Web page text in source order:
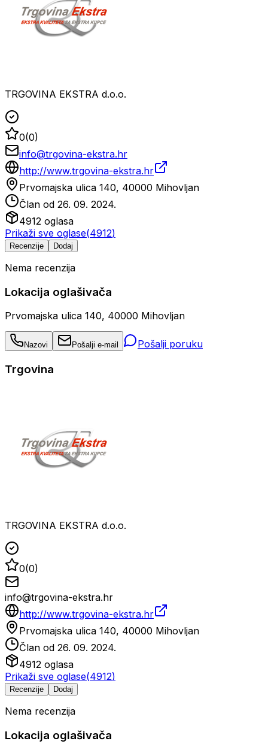
TRGOVINA EKSTRA d.o.o.
0(0)
info@trgovina-ekstra.hr
http://www.trgovina-ekstra.hr
Prvomajska ulica 140, 40000 Mihovljan
Član od 26. 09. 2024.
4912 oglasa
Prikaži sve oglase(4912)
Recenzije Dodaj
Nema recenzija
Lokacija oglašivača
Prvomajska ulica 140, 40000 Mihovljan
Nazovi Pošalji e-mail Pošalji poruku
Trgovina
TRGOVINA EKSTRA d.o.o.
0(0)
info@trgovina-ekstra.hr
http://www.trgovina-ekstra.hr
Prvomajska ulica 140, 40000 Mihovljan
Član od 26. 09. 2024.
4912 oglasa
Prikaži sve oglase(4912)
Recenzije Dodaj
Nema recenzija
Lokacija oglašivača